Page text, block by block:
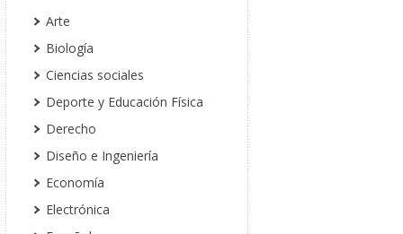
Arte
Biología
Ciencias sociales
Deporte y Educación Física
Derecho
Diseño e Ingeniería
Economía
Electrónica